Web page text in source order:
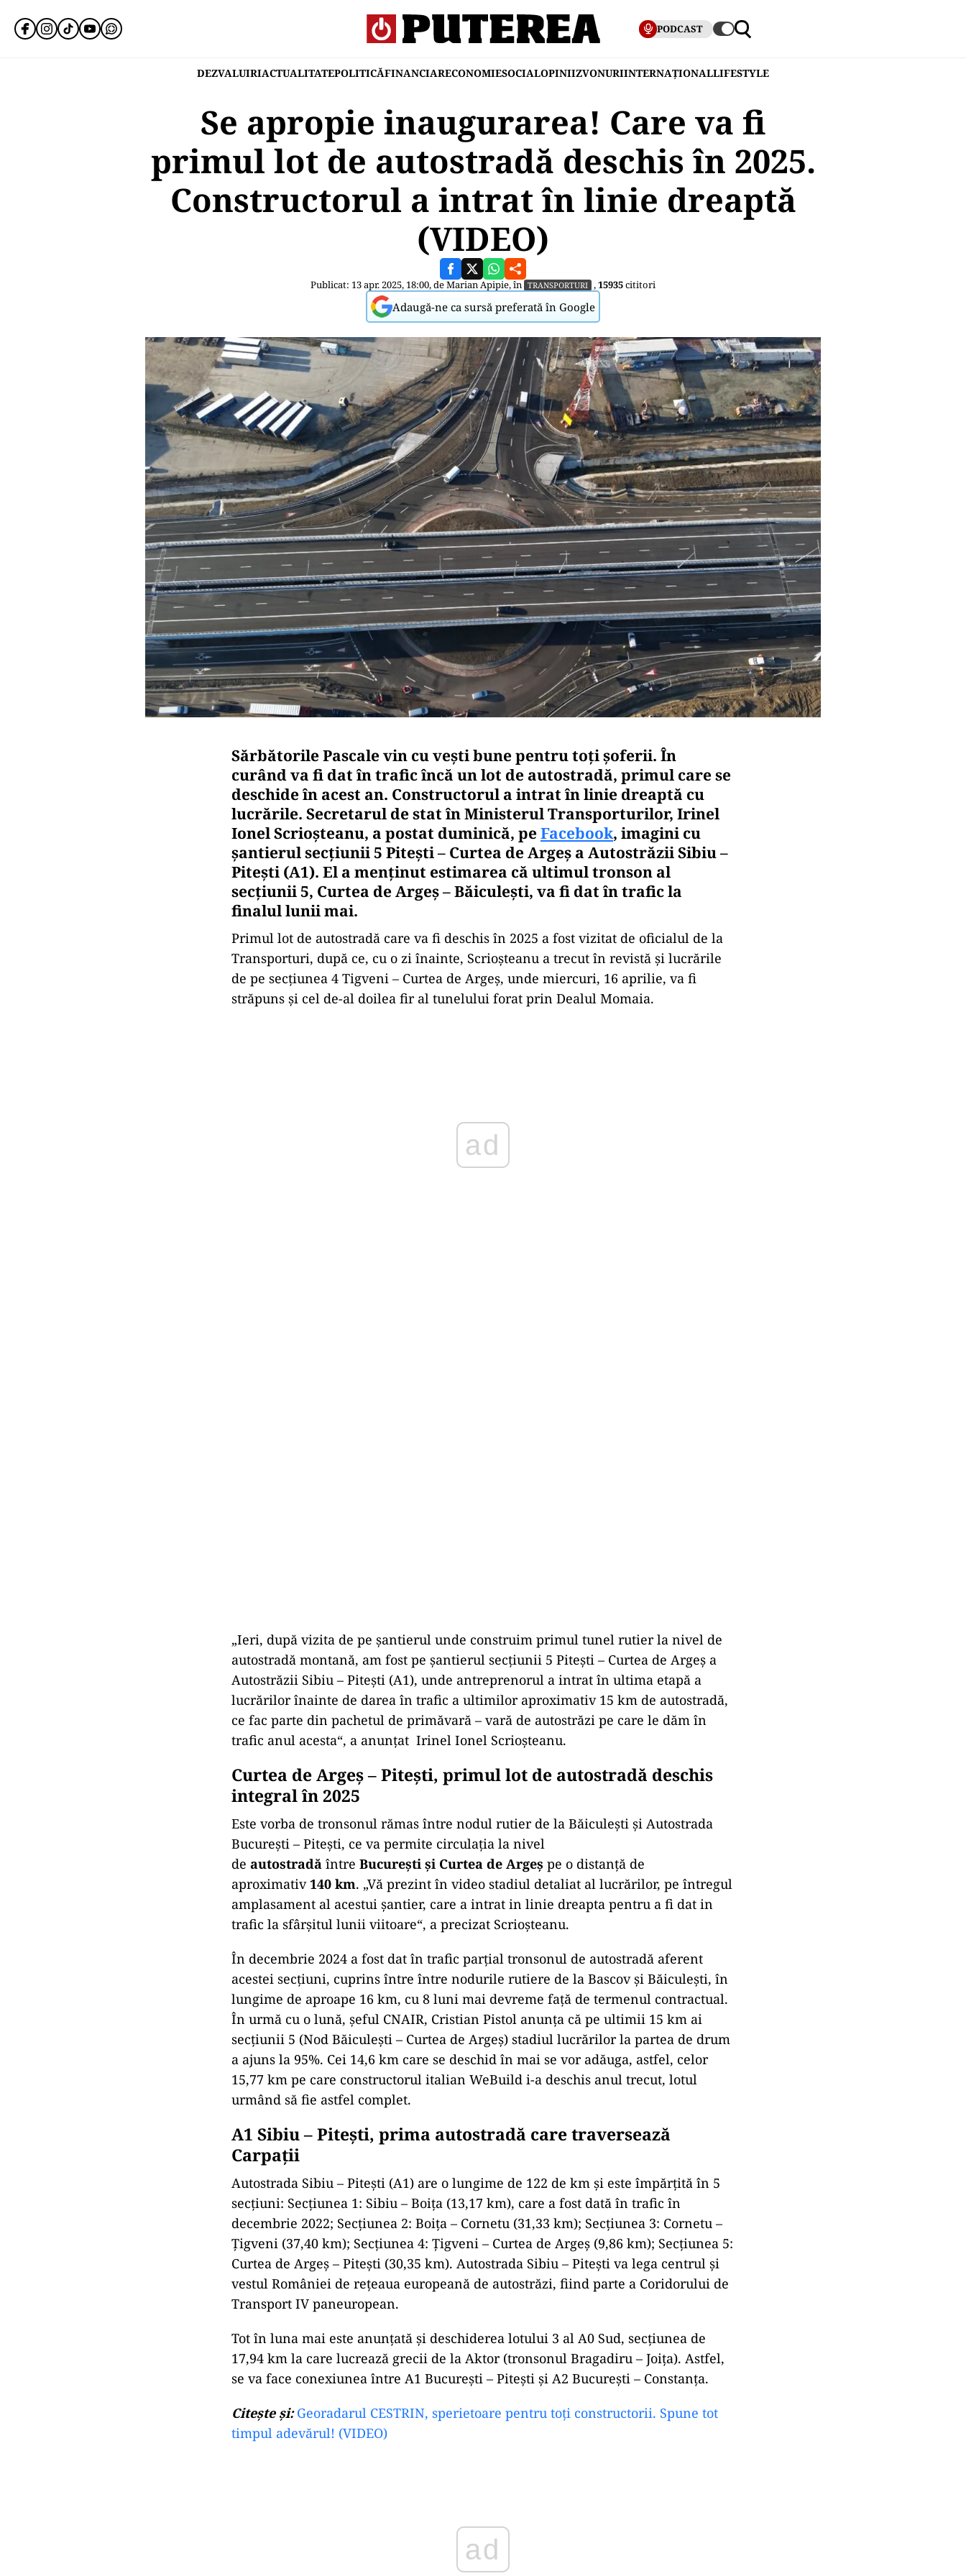
PODCAST
DEZVALUIRIACTUALITATEPOLITICĂFINANCIARECONOMIESOCIALOPINIIZVONURIINTERNAȚIONALLIFESTYLE
Se apropie inaugurarea! Care va fi
primul lot de autostradă deschis în 2025.
Constructorul a intrat în linie dreaptă
(VIDEO)
Publicat: 13 apr. 2025, 18:00, deMarian Apipie, în TRANSPORTURI ,15935cititori
Adaugă-ne ca sursă preferată în Google
Sărbătorile Pascale vin cu vești bune pentru toți șoferii. În
curând va fi dat în trafic încă un lot de autostradă, primul care se
deschide în acest an. Constructorul a intrat în linie dreaptă cu
lucrările. Secretarul de stat în Ministerul Transporturilor, Irinel
Ionel Scrioșteanu, a postat duminică, peFacebook, imagini cu
șantierul secțiunii 5 Pitești – Curtea de Argeș a Autostrăzii Sibiu –
Pitești (A1). El a menținut estimarea că ultimul tronson al
secțiunii 5, Curtea de Argeș – Băiculești, va fi dat în trafic la
finalul lunii mai.
Primul lot de autostradă care va fi deschis în 2025 a fost vizitat de oficialul de la
Transporturi, după ce, cu o zi înainte, Scrioșteanu a trecut în revistă și lucrările
de pe secțiunea 4 Tigveni – Curtea de Argeș, unde miercuri, 16 aprilie, va fi
străpuns și cel de-al doilea fir al tunelului forat prin Dealul Momaia.
„Ieri, după vizita de pe șantierul unde construim primul tunel rutier la nivel de
autostradă montană, am fost pe șantierul secțiunii 5 Pitești – Curtea de Argeș a
Autostrăzii Sibiu – Pitești (A1), unde antreprenorul a intrat în ultima etapă a
lucrărilor înainte de darea în trafic a ultimilor aproximativ 15 km de autostradă,
ce fac parte din pachetul de primăvară – vară de autostrăzi pe care le dăm în
trafic anul acesta“, a anunțat Irinel Ionel Scrioșteanu.
Curtea de Argeș – Pitești, primul lot de autostradă deschis
integral în 2025
Este vorba de tronsonul rămas între nodul rutier de la Băiculești și Autostrada
București – Pitești, ce va permite circulația la nivel
de autostradă între București și Curtea de Argeș pe o distanță de
aproximativ140 km. „Vă prezint în video stadiul detaliat al lucrărilor, pe întregul
amplasament al acestui șantier, care a intrat in linie dreapta pentru a fi dat in
trafic la sfârșitul lunii viitoare“, a precizat Scrioșteanu.
În decembrie 2024 a fost dat în trafic parțial tronsonul de autostradă aferent
acestei secțiuni, cuprins între între nodurile rutiere de la Bascov și Băiculești, în
lungime de aproape 16 km, cu 8 luni mai devreme față de termenul contractual.
În urmă cu o lună, șeful CNAIR, Cristian Pistol anunța că pe ultimii 15 km ai
secţiunii 5 (Nod Băiculeşti – Curtea de Argeş) stadiul lucrărilor la partea de drum
a ajuns la 95%. Cei 14,6 km care se deschid în mai se vor adăuga, astfel, celor
15,77 km pe care constructorul italian WeBuild i-a deschis anul trecut, lotul
urmând să fie astfel complet.
A1 Sibiu – Pitești, prima autostradă care traversează
Carpații
Autostrada Sibiu – Pitești (A1) are o lungime de 122 de km și este împărțită în 5
secțiuni: Secțiunea 1: Sibiu – Boița (13,17 km), care a fost dată în trafic în
decembrie 2022; Secțiunea 2: Boița – Cornetu (31,33 km); Secțiunea 3: Cornetu –
Țigveni (37,40 km); Secțiunea 4: Țigveni – Curtea de Argeș (9,86 km); Secțiunea 5:
Curtea de Argeș – Pitești (30,35 km). Autostrada Sibiu – Pitești va lega centrul și
vestul României de rețeaua europeană de autostrăzi, fiind parte a Coridorului de
Transport IV paneuropean.
Tot în luna mai este anunțată și deschiderea lotului 3 al A0 Sud, secțiunea de
17,94 km la care lucrează grecii de la Aktor (tronsonul Bragadiru – Joița). Astfel,
se va face conexiunea între A1 București – Pitești și A2 București – Constanța.
Citește și:Georadarul CESTRIN, sperietoare pentru toți constructorii. Spune tot
timpul adevărul! (VIDEO)
ad